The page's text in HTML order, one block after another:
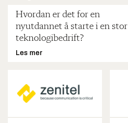
Hvordan er det for en
nyutdannet å starte i en stor
teknologibedrift?
Les mer